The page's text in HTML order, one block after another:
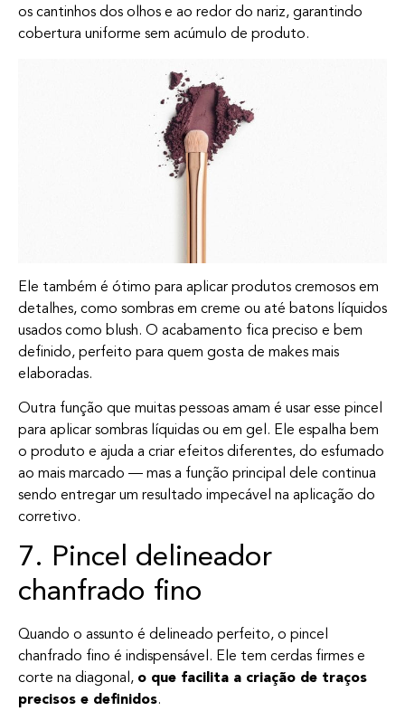
os cantinhos dos olhos e ao redor do nariz, garantindo
cobertura uniforme sem acúmulo de produto.
Ele também é ótimo para aplicar produtos cremosos em
detalhes, como sombras em creme ou até batons líquidos
usados como blush. O acabamento fica preciso e bem
definido, perfeito para quem gosta de makes mais
elaboradas.
Outra função que muitas pessoas amam é usar esse pincel
para aplicar sombras líquidas ou em gel. Ele espalha bem
o produto e ajuda a criar efeitos diferentes, do esfumado
ao mais marcado — mas a função principal dele continua
sendo entregar um resultado impecável na aplicação do
corretivo.
7. Pincel delineador
chanfrado fino
Quando o assunto é delineado perfeito, o pincel
chanfrado fino é indispensável. Ele tem cerdas firmes e
corte na diagonal, o que facilita a criação de traços
precisos e definidos.